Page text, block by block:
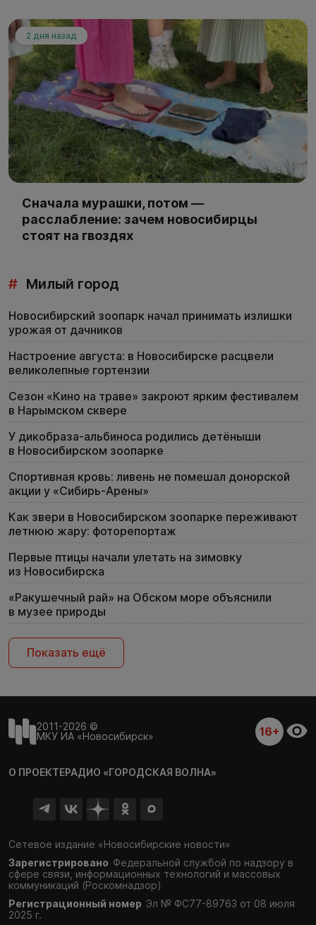
2 дня назад
Сначала мурашки, потом —
расслабление: зачем новосибирцы
стоят на гвоздях
# Милый город
Новосибирский зоопарк начал принимать излишки
урожая от дачников
Настроение августа: в Новосибирске расцвели
великолепные гортензии
Сезон «Кино на траве» закроют ярким фестивалем
в Нарымском сквере
У дикобраза-альбиноса родились детёныши
в Новосибирском зоопарке
Спортивная кровь: ливень не помешал донорской
акции у «Сибирь-Арены»
Как звери в Новосибирском зоопарке переживают
летнюю жару: фоторепортаж
Первые птицы начали улетать на зимовку
из Новосибирска
«Ракушечный рай» на Обском море объяснили
в музее природы
Показать ещё
2011-2026 ©
МКУ ИА «Новосибирск»
16+
О ПРОЕКТЕРАДИО «ГОРОДСКАЯ ВОЛНА»
Сетевое издание «Новосибирские новости»
Зарегистрировано Федеральной службой по надзору в
сфере связи, информационных технологий и массовых
коммуникаций (Роскомнадзор)
Регистрационный номер Эл № ФС77-89763 от 08 июля
2025 г.